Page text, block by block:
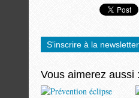
S'inscrire à la newsletter
Vous aimerez aussi :